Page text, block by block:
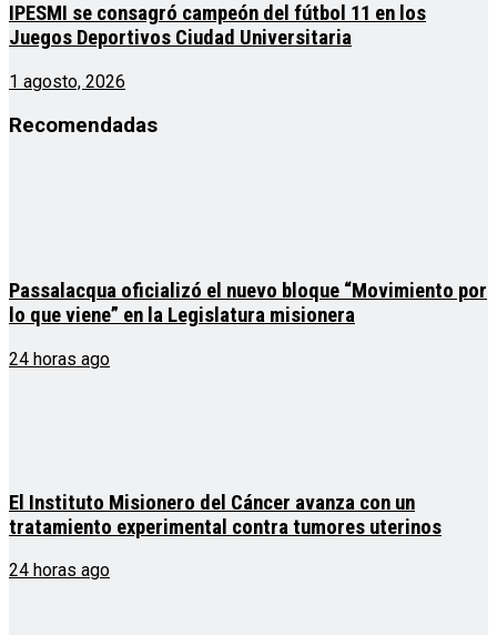
IPESMI se consagró campeón del fútbol 11 en los
Juegos Deportivos Ciudad Universitaria
1 agosto, 2026
Recomendadas
Passalacqua oficializó el nuevo bloque “Movimiento por
lo que viene” en la Legislatura misionera
24 horas ago
El Instituto Misionero del Cáncer avanza con un
tratamiento experimental contra tumores uterinos
24 horas ago